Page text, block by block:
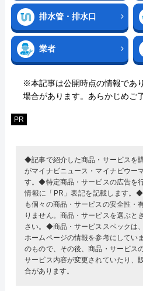
排水管・排水口
業者
※本記事は公開時点の情報であ
場合があります。あらかじめご
PR
◆記事で紹介した商品・サービスを
がマイナビニュース・マイナビウー
す。◆特定商品・サービスの広告を
情報に「PR」表記を記載します。
も個々の商品・サービスの安全性・
りません。商品・サービスを選ぶと
さい。◆商品・サービススペックは
ホームページの情報を参考にしてい
のもので、その後、商品・サービス
サービス内容が変更されていたり、
合があります。